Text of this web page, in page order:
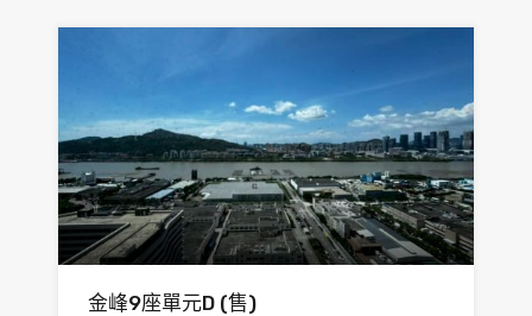
金峰9座單元D (售)